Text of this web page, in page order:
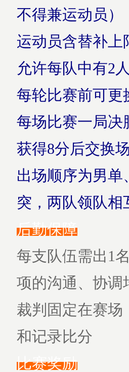
不得兼运动员）
运动员含替补上
允许每队中有2
每轮比赛前可更
每场比赛一局决
获得8分后交换
出场顺序为男
突，两队领队相
后勤保障
每支队伍需出1
项的沟通、协调
裁判固定在赛场
和记录比分
比赛奖励